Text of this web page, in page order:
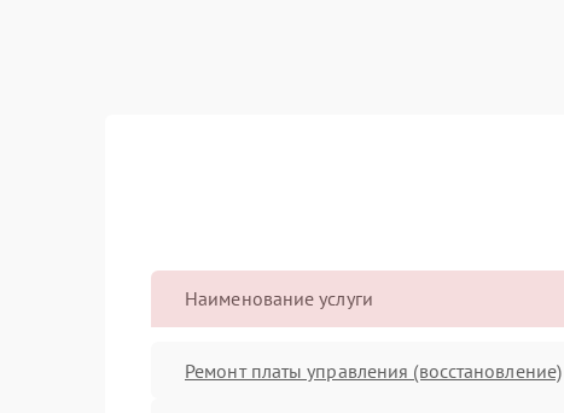
Наименование услуги
Ремонт платы управления (восстановление)